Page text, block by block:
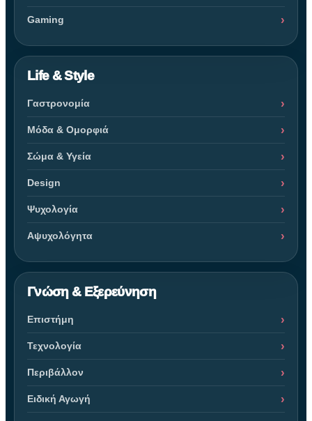
Gaming
Life & Style
Γαστρονομία
Μόδα & Ομορφιά
Σώμα & Υγεία
Design
Ψυχολογία
Αψυχολόγητα
Γνώση & Εξερεύνηση
Επιστήμη
Τεχνολογία
Περιβάλλον
Ειδική Αγωγή